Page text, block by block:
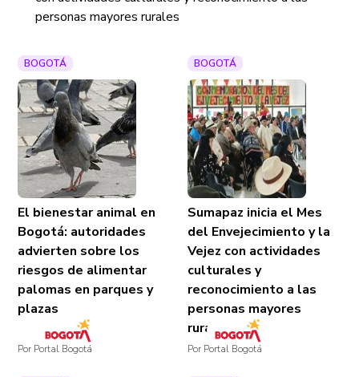
personas mayores rurales
BOGOTÁ
El bienestar animal en
Bogotá: autoridades
advierten sobre los
riesgos de alimentar
palomas en parques y
plazas
Por Portal Bogotá
BOGOTÁ
Sumapaz inicia el Mes
del Envejecimiento y la
Vejez con actividades
culturales y
reconocimiento a las
personas mayores
rurales
Por Portal Bogotá